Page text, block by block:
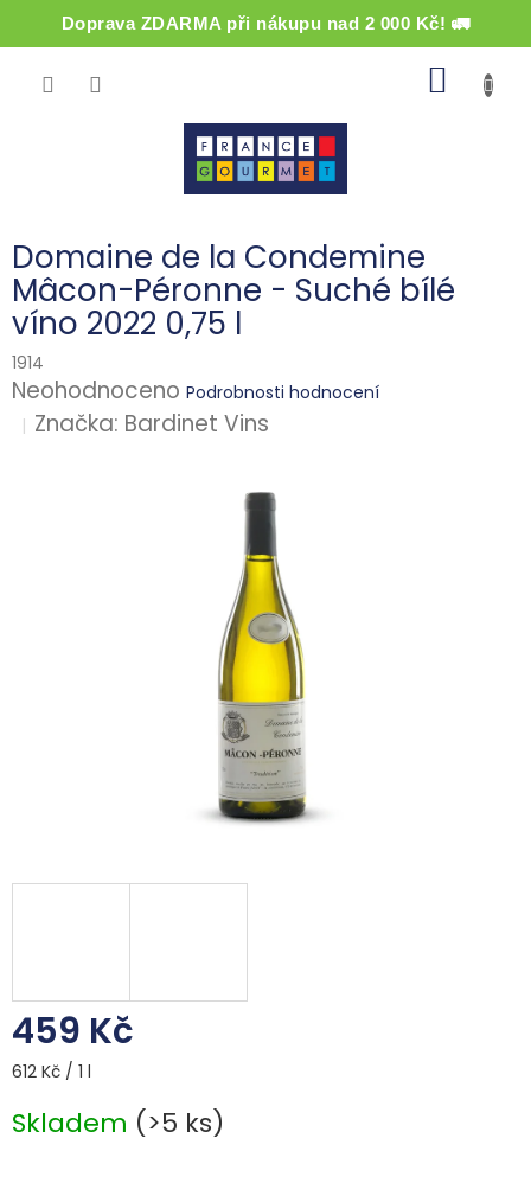
Doprava ZDARMA při nákupu nad 2 000 Kč! 🚛
KOŠÍK
Domaine de la Condemine
Mâcon-Péronne - Suché bílé
víno 2022 0,75 l
1914
Průměrné
hodnocení
Neohodnoceno Podrobnosti hodnocení
Značka: Bardinet Vins
459 Kč
Měrná
612 Kč / 1 l
Skladem (>5 ks)